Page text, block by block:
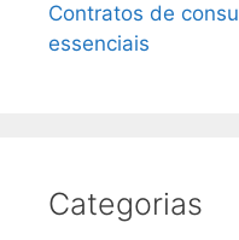
Contratos de
essenciais
Categorias